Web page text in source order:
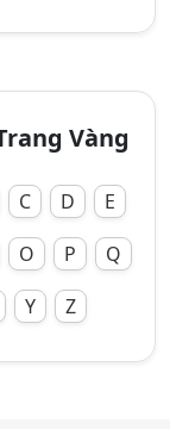
Vàng
C D
E
O P
Q
Y Z